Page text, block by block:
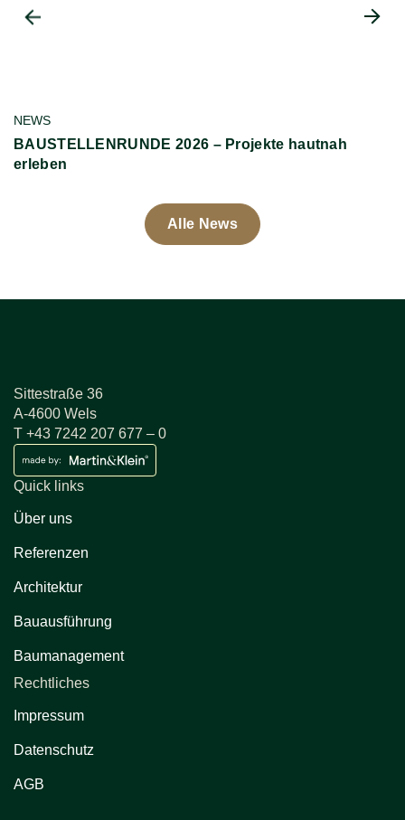
NEWS
BAUSTELLENRUNDE 2026 – Projekte hautnah
erleben
Alle News
Sittestraße 36
A-4600 Wels
T +43 7242 207 677 – 0
Quick links
Über uns
Referenzen
Architektur
Bauausführung
Baumanagement
Rechtliches
Impressum
Datenschutz
AGB